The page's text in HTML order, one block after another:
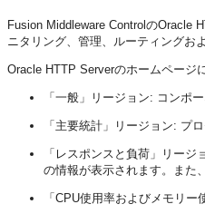
Fusion Middleware ControlのOracle
ニタリング、管理、ルーティングお
Oracle HTTP Serverのホームページ
「一般」リージョン: コンポ
「主要統計」リージョン: プ
「レスポンスと負荷」リー
の情報が表示されます。また
「CPU使用率およびメモリ